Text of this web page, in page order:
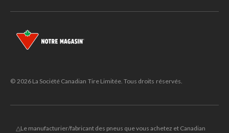
© 2026 La Société Canadian Tire Limitée. Tous droits réservés.
△Le manufacturier/fabricant des pneus que vous achetez et Canadian